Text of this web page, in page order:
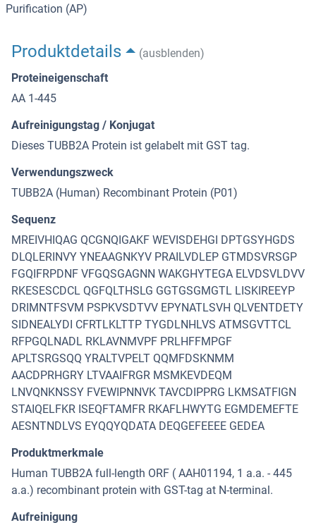
Purification (AP)
Produktdetails
(ausblenden)
Proteineigenschaft
AA 1-445
Aufreinigungstag / Konjugat
Dieses TUBB2A Protein ist gelabelt mit GST tag.
Verwendungszweck
TUBB2A (Human) Recombinant Protein (P01)
Sequenz
MREIVHIQAG QCGNQIGAKF WEVISDEHGI DPTGSYHGDS
DLQLERINVY YNEAAGNKYV PRAILVDLEP GTMDSVRSGP
FGQIFRPDNF VFGQSGAGNN WAKGHYTEGA ELVDSVLDVV
RKESESCDCL QGFQLTHSLG GGTGSGMGTL LISKIREEYP
DRIMNTFSVM PSPKVSDTVV EPYNATLSVH QLVENTDETY
SIDNEALYDI CFRTLKLTTP TYGDLNHLVS ATMSGVTTCL
RFPGQLNADL RKLAVNMVPF PRLHFFMPGF
APLTSRGSQQ YRALTVPELT QQMFDSKNMM
AACDPRHGRY LTVAAIFRGR MSMKEVDEQM
LNVQNKNSSY FVEWIPNNVK TAVCDIPPRG LKMSATFIGN
STAIQELFKR ISEQFTAMFR RKAFLHWYTG EGMDEMEFTE
AESNTNDLVS EYQQYQDATA DEQGEFEEEE GEDEA
Produktmerkmale
Human TUBB2A full-length ORF ( AAH01194, 1 a.a. - 445
a.a.) recombinant protein with GST-tag at N-terminal.
Aufreinigung